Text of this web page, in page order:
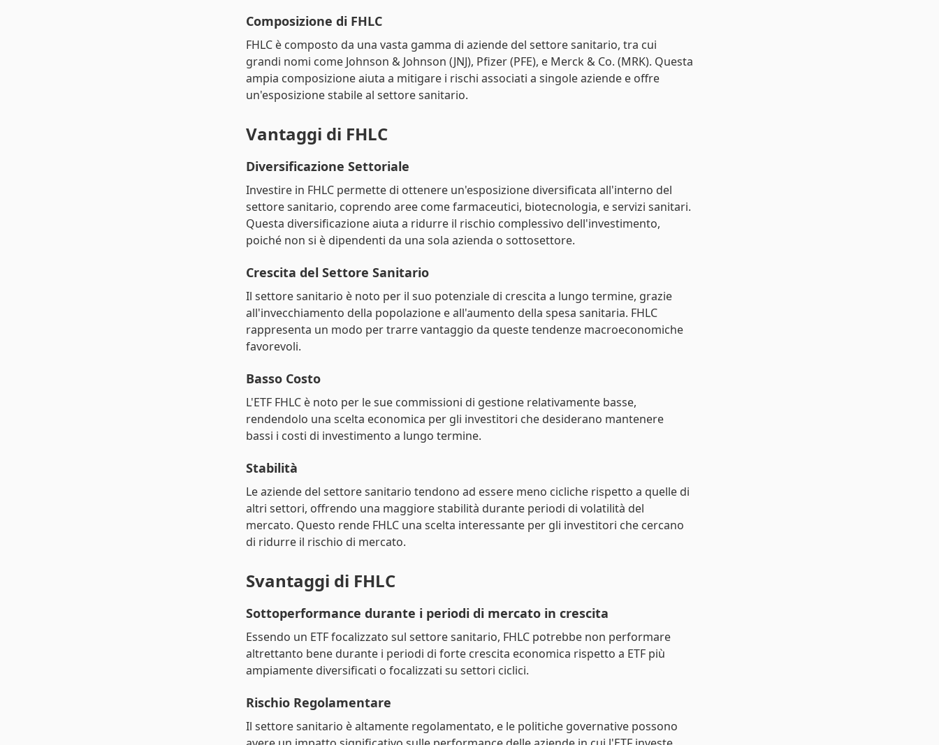
Composizione di FHLC
FHLC è composto da una vasta gamma di aziende del settore sanitario, tra cui
grandi nomi come Johnson & Johnson (JNJ), Pfizer (PFE), e Merck & Co. (MRK). Questa
ampia composizione aiuta a mitigare i rischi associati a singole aziende e offre
un'esposizione stabile al settore sanitario.
Vantaggi di FHLC
Diversificazione Settoriale
Investire in FHLC permette di ottenere un'esposizione diversificata all'interno del
settore sanitario, coprendo aree come farmaceutici, biotecnologia, e servizi sanitari.
Questa diversificazione aiuta a ridurre il rischio complessivo dell'investimento,
poiché non si è dipendenti da una sola azienda o sottosettore.
Crescita del Settore Sanitario
Il settore sanitario è noto per il suo potenziale di crescita a lungo termine, grazie
all'invecchiamento della popolazione e all'aumento della spesa sanitaria. FHLC
rappresenta un modo per trarre vantaggio da queste tendenze macroeconomiche
favorevoli.
Basso Costo
L'ETF FHLC è noto per le sue commissioni di gestione relativamente basse,
rendendolo una scelta economica per gli investitori che desiderano mantenere
bassi i costi di investimento a lungo termine.
Stabilità
Le aziende del settore sanitario tendono ad essere meno cicliche rispetto a quelle di
altri settori, offrendo una maggiore stabilità durante periodi di volatilità del
mercato. Questo rende FHLC una scelta interessante per gli investitori che cercano
di ridurre il rischio di mercato.
Svantaggi di FHLC
Sottoperformance durante i periodi di mercato in crescita
Essendo un ETF focalizzato sul settore sanitario, FHLC potrebbe non performare
altrettanto bene durante i periodi di forte crescita economica rispetto a ETF più
ampiamente diversificati o focalizzati su settori ciclici.
Rischio Regolamentare
Il settore sanitario è altamente regolamentato, e le politiche governative possono